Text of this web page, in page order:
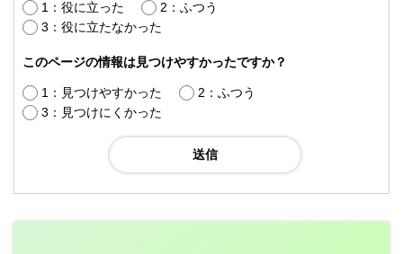
1：役に立った
2：ふつう
3：役に立たなかった
このページの情報は見つけやすかったですか？
1：見つけやすかった
2：ふつう
3：見つけにくかった